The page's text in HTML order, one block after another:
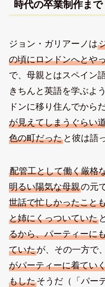
時代の卒業制作まで
ジョン・ガリアーノは
の頃にロンドンへとや
で、母親とはスペイン
きちんと英語を学ぶよ
ドンに移り住んでから
が見えてしまうぐらい
色の町だったと彼は語
配管工として働く厳格
明るい陽気な母親の元
世話で忙しかったこと
と姉にくっついていた
るから、パーティーに
ていたが、その一方で
がパーティーに着てい
もしたそうだ（「パー